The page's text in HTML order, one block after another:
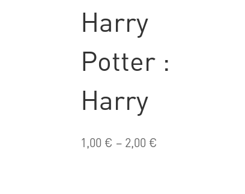
Harry
Potter :
Harry
1,00 € – 2,00 €